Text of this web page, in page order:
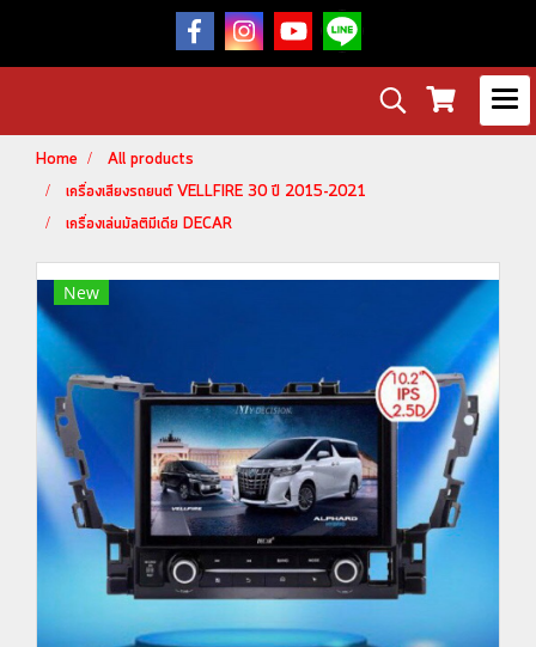
Home
All products
เครื่องเสียงรถยนต์ VELLFIRE 30 ปี 2015-2021
เครื่องเล่นมัลติมีเดีย DECAR
New